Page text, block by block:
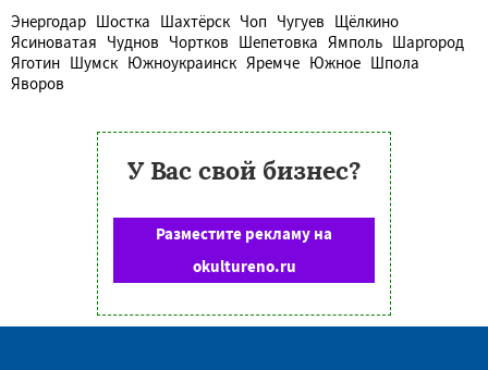
Энергодар Шостка Шахтёрск Чоп Чугуев Щёлкино
Ясиноватая Чуднов Чортков Шепетовка Ямполь Шаргород
Яготин Шумск Южноукраинск Яремче Южное Шпола
Яворов
У Вас свой бизнес?
Разместите рекламу на
okultureno.ru